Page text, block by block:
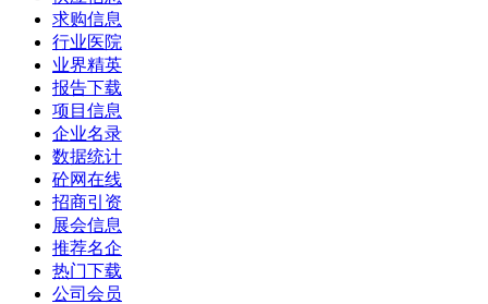
求购信息
行业医院
业界精英
报告下载
项目信息
企业名录
数据统计
砼网在线
招商引资
展会信息
推荐名企
热门下载
公司会员